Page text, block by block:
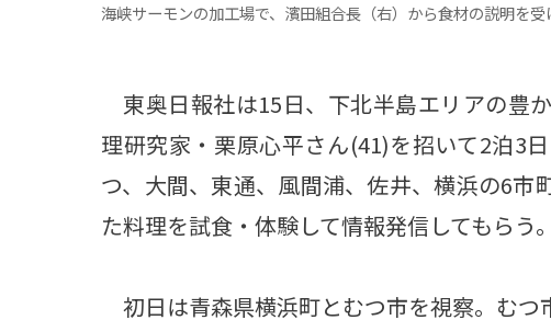
海峡サーモンの加工場で、濱田組合長（右）から食材の説明を
東奥日報社は15日、下北半島エリアの豊
理研究家・栗原心平さん(41)を招いて2泊3
つ、大間、東通、風間浦、佐井、横浜の6市
た料理を試食・体験して情報発信してもらう。
初日は青森県横浜町とむつ市を視察。む